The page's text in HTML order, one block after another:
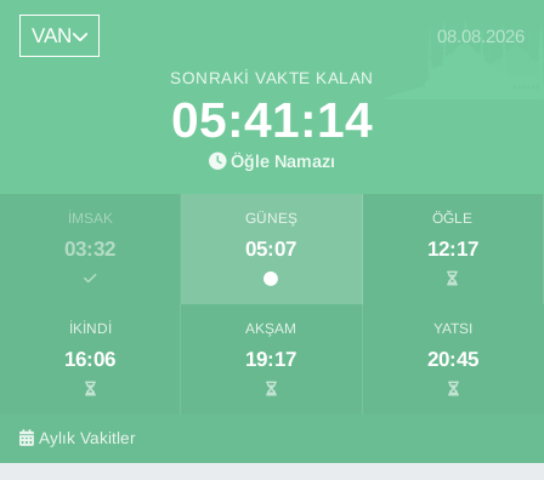
VAN 08.08.2026
SONRAKI VAKTE KALAN
05:41:13
Öğle Namazı
İMSAK
03:32
GÜNEŞ
05:07
ÖĞLE
12:17
İKINDI
16:06
AKŞAM
19:17
YATSI
20:45
Aylık Vakitler